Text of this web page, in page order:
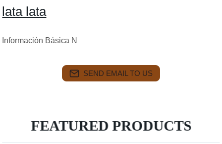
lata lata
Información Básica N
SEND EMAIL TO US
FEATURED PRODUCTS